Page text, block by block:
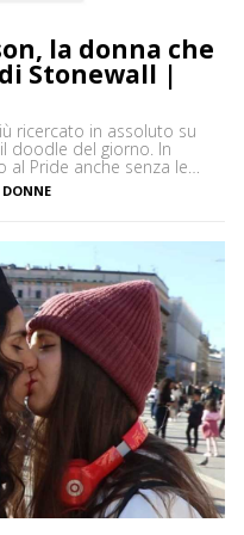
la donna che
Stonewall |
ricercato in assoluto su
doodle del giorno. In
al Pride anche senza le
il distanziamento
storie. Quella di due